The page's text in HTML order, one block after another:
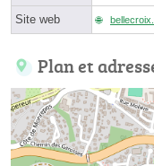
Site web
Plan et